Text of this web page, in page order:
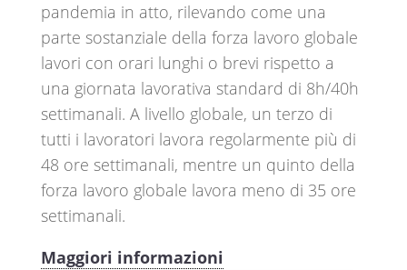
pandemia in atto, rilevando come una
parte sostanziale della forza lavoro globale
lavori con orari lunghi o brevi rispetto a
una giornata lavorativa standard di 8h/40h
settimanali. A livello globale, un terzo di
tutti i lavoratori lavora regolarmente più di
48 ore settimanali, mentre un quinto della
forza lavoro globale lavora meno di 35 ore
settimanali.
Maggiori informazioni